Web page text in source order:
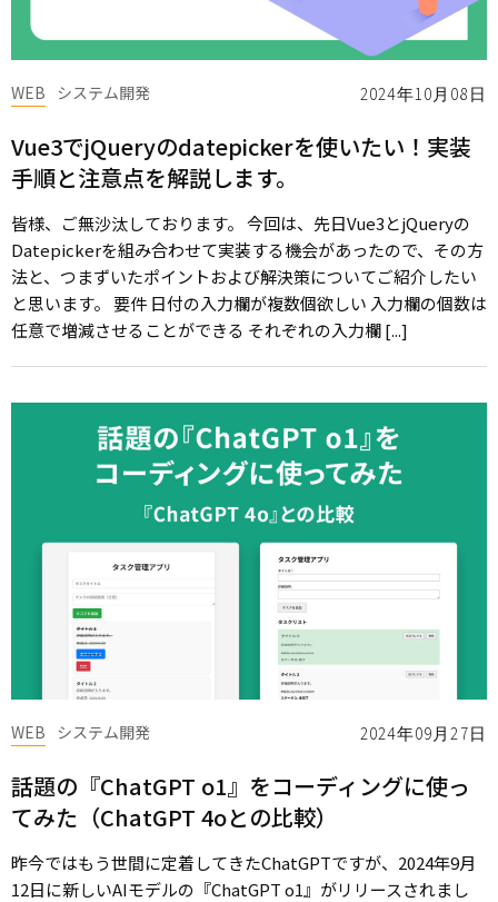
2024年10月08日
WEB システム開発
Vue3でjQueryのdatepickerを使いたい！実装
手順と注意点を解説します。
皆様、ご無沙汰しております。 今回は、先日Vue3とjQueryの
Datepickerを組み合わせて実装する機会があったので、その方
法と、つまずいたポイントおよび解決策についてご紹介したい
と思います。 要件 日付の入力欄が複数個欲しい 入力欄の個数は
任意で増減させることができる それぞれの入力欄 [...]
2024年09月27日
WEB システム開発
話題の『ChatGPT o1』をコーディングに使っ
てみた（ChatGPT 4oとの比較）
昨今ではもう世間に定着してきたChatGPTですが、2024年9月
12日に新しいAIモデルの『ChatGPT o1』がリリースされまし